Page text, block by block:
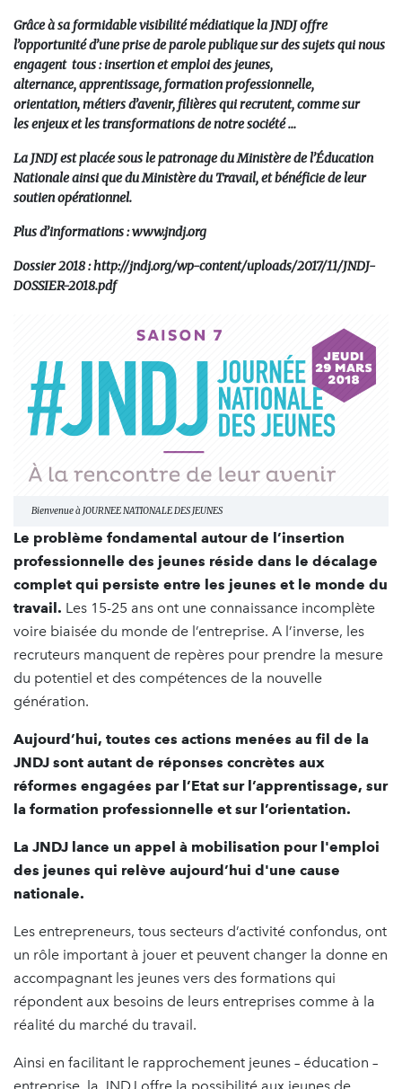
Grâce à sa formidable visibilité médiatique la JNDJ offre
l’opportunité d’une prise de parole publique sur des sujets qui nous
engagent tous: insertion et emploi des jeunes,
alternance, apprentissage, formation professionnelle,
orientation, métiers d’avenir, filières qui recrutent, comme sur
les enjeux et les transformations de notre société …
La JNDJ est placée sous le patronage du Ministère de l’Éducation
Nationale ainsi que du Ministère du Travail, et bénéficie de leur
soutien opérationnel.
Plus d’informations :www.jndj.org
Dossier 2018 :http://jndj.org/wp-content/uploads/2017/11/JNDJ-
DOSSIER-2018.pdf
Bienvenue à JOURNEE NATIONALE DES JEUNES
Le problème fondamental autour de l’insertion
professionnelle des jeunes réside dans le décalage
complet qui persiste entre les jeunes et le monde du
travail. Les 15-25 ans ont une connaissance incomplète
voire biaisée du monde de l’entreprise. A l’inverse, les
recruteurs manquent de repères pour prendre la mesure
du potentiel et des compétences de la nouvelle
génération.
Aujourd’hui, toutes ces actions menées au fil de la
JNDJ sont autant de réponses concrètes aux
réformes engagées par l’Etat sur l’apprentissage, sur
la formation professionnelle et sur l’orientation.
La JNDJ lance un appel à mobilisation pour l'emploi
des jeunes qui relève aujourd’hui d'une cause
nationale.
Les entrepreneurs, tous secteurs d’activité confondus, ont
un rôle important à jouer et peuvent changer la donne en
accompagnant les jeunes vers des formations qui
répondent aux besoins de leurs entreprises comme à la
réalité du marché du travail.
Ainsi en facilitant le rapprochement jeunes – éducation –